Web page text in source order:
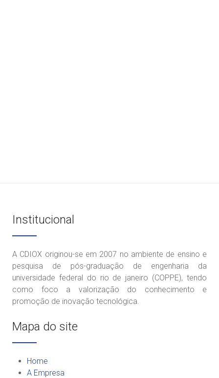
Institucional
A CDIOX originou-se em 2007 no ambiente de ensino e
pesquisa de pós-graduação de engenharia da
universidade federal do rio de janeiro (COPPE), tendo
como foco a valorização do conhecimento e
promoção de inovação tecnológica.
Mapa do site
Home
A Empresa